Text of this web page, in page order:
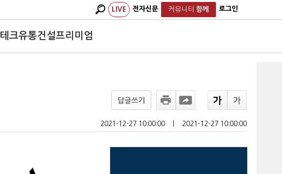
LIVE 전자신문 커뮤니티 함께 로그인
테크유통건설프리미엄
답글쓰기
2021-12-27 10:00:00 2021-12-27 10:00:00